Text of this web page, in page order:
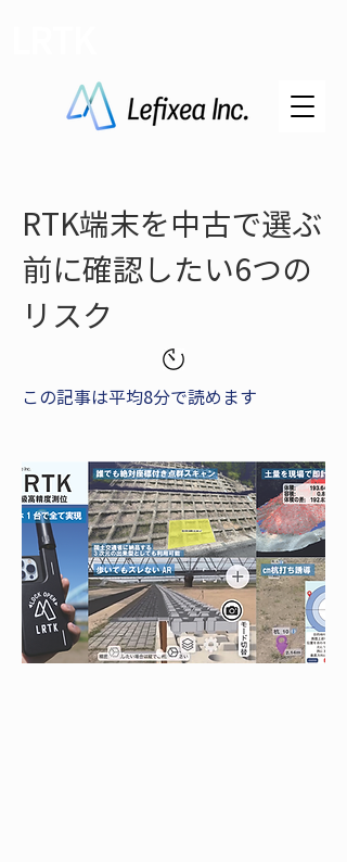
RTK端末を中古で選ぶ
前に確認したい6つの
リスク
この記事は平均8分で読めます